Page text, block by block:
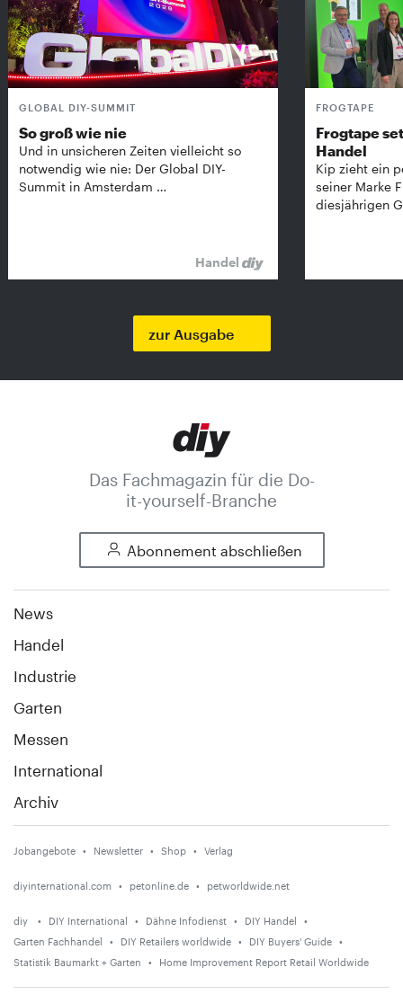
GLOBAL DIY-SUMMIT
So groß wie nie
Und in unsicheren Zeiten vielleicht so
notwendig wie nie: Der Global DIY-
Summit in Amsterdam …
Handel
FROGTAPE
Frogtape
Handel
Kip zieht ein
seiner Marke
diesjährigen
zur Ausgabe
Das Fachmagazin für die Do-
it-yourself-Branche
Abonnement abschließen
News
Handel
Industrie
Garten
Messen
International
Archiv
Jobangebote Newsletter Shop Verlag
diyinternational.com petonline.de petworldwide.net
diy DIY International Dähne Infodienst
DIY Handel
Garten Fachhandel
DIY Retailers worldwide
DIY Buyers' Guide
Statistik Baumarkt + Garten
Home Improvement Report Retail Worldwide